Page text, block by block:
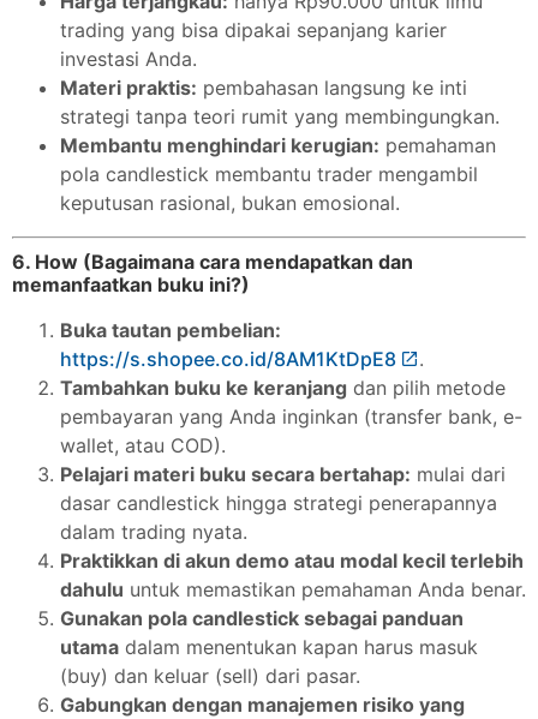
trading yang bisa dipakai sepanjang karier
investasi Anda.
Materi praktis: pembahasan langsung ke inti
strategi tanpa teori rumit yang membingungkan.
Membantu menghindari kerugian: pemahaman
pola candlestick membantu trader mengambil
keputusan rasional, bukan emosional.
6. How (Bagaimana cara mendapatkan dan
memanfaatkan buku ini?)
Buka tautan pembelian:
https://s.shopee.co.id/8AM1KtDpE8
.
Tambahkan buku ke keranjang dan pilih metode
pembayaran yang Anda inginkan (transfer bank, e-
wallet, atau COD).
Pelajari materi buku secara bertahap: mulai dari
dasar candlestick hingga strategi penerapannya
dalam trading nyata.
Praktikkan di akun demo atau modal kecil terlebih
dahulu untuk memastikan pemahaman Anda benar.
Gunakan pola candlestick sebagai panduan
utama dalam menentukan kapan harus masuk
(buy) dan keluar (sell) dari pasar.
Gabungkan dengan manajemen risiko yang